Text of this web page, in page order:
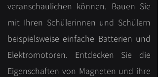
veranschaulichen können. Bauen Sie
mit Ihren Schülerinnen und Schülern
beispielsweise einfache Batterien und
Elektromotoren. Entdecken Sie die
Eigenschaften von Magneten und ihre